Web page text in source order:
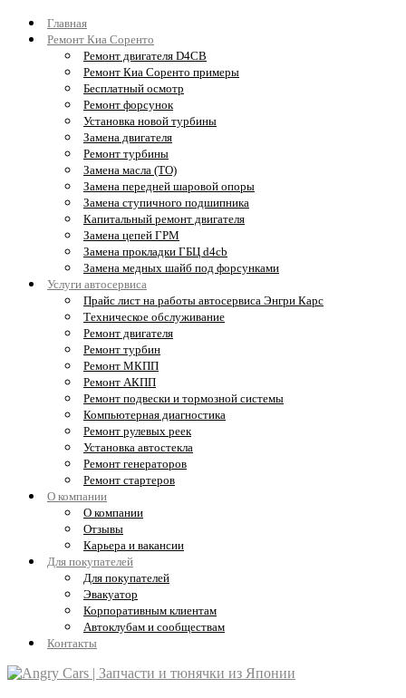
Главная
Ремонт Киа Соренто
Ремонт двигателя D4CB
Ремонт Киа Соренто примеры
Бесплатный осмотр
Ремонт форсунок
Установка новой турбины
Замена двигателя
Ремонт турбины
Замена масла (ТО)
Замена передней шаровой опоры
Замена ступичного подшипника
Капитальный ремонт двигателя
Замена цепей ГРМ
Замена прокладки ГБЦ d4cb
Замена медных шайб под форсунками
Услуги автосервиса
Прайс лист на работы автосервиса Энгри Карс
Техническое обслуживание
Ремонт двигателя
Ремонт турбин
Ремонт МКПП
Ремонт АКПП
Ремонт подвески и тормозной системы
Компьютерная диагностика
Ремонт рулевых реек
Установка автостекла
Ремонт генераторов
Ремонт стартеров
О компании
О компании
Отзывы
Карьера и вакансии
Для покупателей
Для покупателей
Эвакуатор
Корпоративным клиентам
Автоклубам и сообществам
Контакты